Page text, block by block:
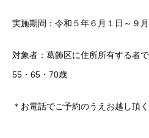
実施期間：令和５年６月１日～９
対象者：葛飾区に住所所有する者
55・65・70歳
＊お電話でご予約のうえお越し頂